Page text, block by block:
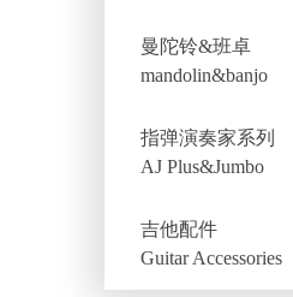
曼陀铃&班卓
mandolin&banjo
指弹演奏家系列
AJ Plus&Jumbo
吉他配件
Guitar Accessories